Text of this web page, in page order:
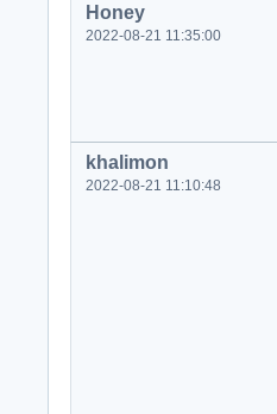
Honey
2022-08-21 11:35:00
khalimon
2022-08-21 11:10:48